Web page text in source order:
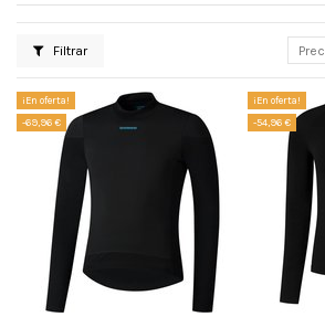
Filtrar
¡En oferta!
-69,96 €
¡En oferta!
-54,96 €